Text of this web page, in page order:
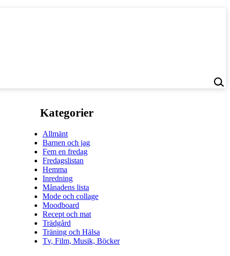
Kategorier
Allmänt
Barnen och jag
Fem en fredag
Fredagslistan
Hemma
Inredning
Månadens lista
Mode och collage
Moodboard
Recept och mat
Trädgård
Träning och Hälsa
Tv, Film, Musik, Böcker